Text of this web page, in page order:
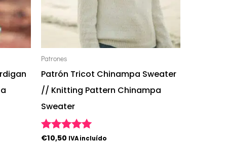
Patrones
Patrón Tricot Chinampa Sweater
// Knitting Pattern Chinampa
Sweater
Valorado con
€10,50 IVA incluído